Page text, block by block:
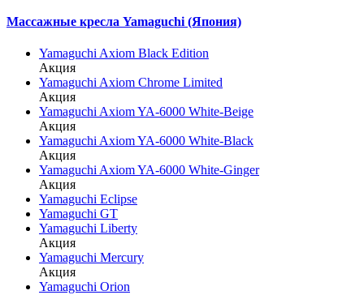
Массажные кресла Yamaguchi (Япония)
Yamaguchi Axiom Black Edition
Акция
Yamaguchi Axiom Chrome Limited
Акция
Yamaguchi Axiom YA-6000 White-Beige
Акция
Yamaguchi Axiom YA-6000 White-Black
Акция
Yamaguchi Axiom YA-6000 White-Ginger
Акция
Yamaguchi Eclipse
Yamaguchi GT
Yamaguchi Liberty
Акция
Yamaguchi Mercury
Акция
Yamaguchi Orion